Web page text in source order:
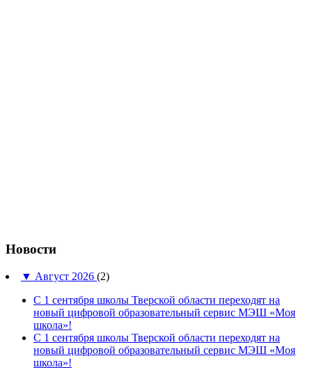
Новости
▼ Август 2026 (2)
С 1 сентября школы Тверской области переходят на
новый цифровой образовательный сервис МЭШ «Моя
школа»!
С 1 сентября школы Тверской области переходят на
новый цифровой образовательный сервис МЭШ «Моя
школа»!